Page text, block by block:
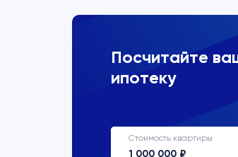
Посчитайте
ипотеку
Стоимость квартиры
ВТБ
Процентная
Срок